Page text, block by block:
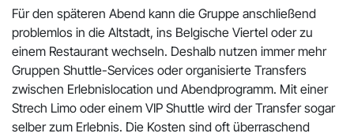
Für den späteren Abend kann die Gruppe anschließend
problemlos in die Altstadt, ins Belgische Viertel oder zu
einem Restaurant wechseln. Deshalb nutzen immer mehr
Gruppen Shuttle-Services oder organisierte Transfers
zwischen Erlebnislocation und Abendprogramm. Mit einer
Strech Limo oder einem VIP Shuttle wird der Transfer sogar
selber zum Erlebnis. Die Kosten sind oft überraschend